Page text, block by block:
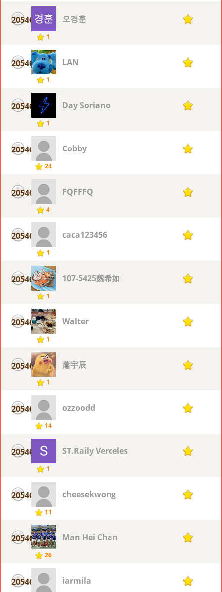
20546
1
오경훈 1
20546
1
LAN 1
20546
1
Day Soriano 1
20546
24
Cobby 1
20546
4
FQFFFQ 1
20546
1
caca123456 1
20546
1
107-5425魏希如 1
20546
1
Walter 1
20546
1
蕭宇辰 1
20546
14
ozzoodd 1
20546
1
ST.Raily Verceles 1
20546
11
cheesekwong 1
20546
26
Man Hei Chan 1
20546 iarmila 1